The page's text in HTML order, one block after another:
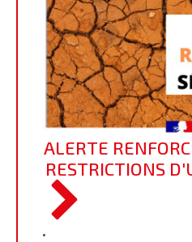
ALERTE
RESTRICTIONS
•